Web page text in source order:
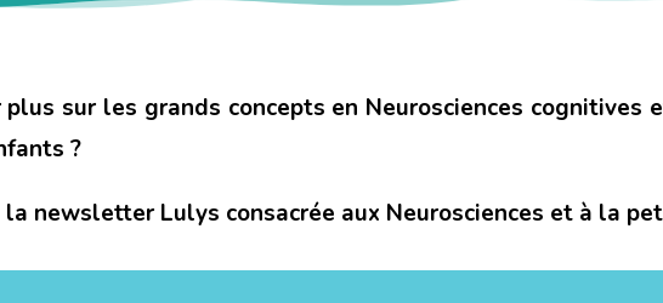
sur les grands concepts en Neurosciences
?
la newsletter Lulys consacrée aux Neurosciences et à la